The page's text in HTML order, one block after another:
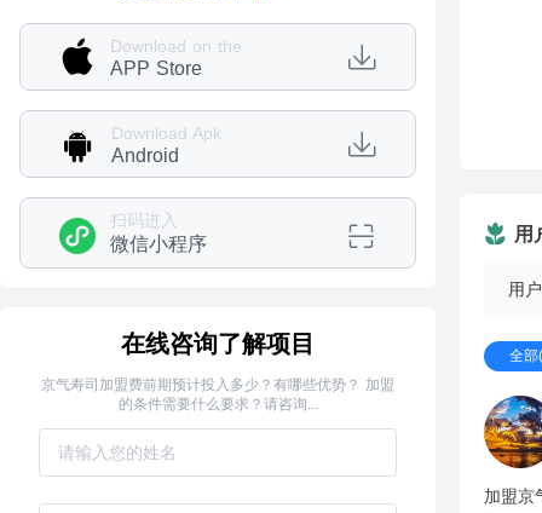
Download on the
APP Store
Download Apk
Android
扫码进入
微信小程序
在线咨询了解项目
京气寿司加盟费前期预计投入多少？有哪些优势？ 加盟
的条件需要什么要求？请咨询...
用
用
全部
加盟京